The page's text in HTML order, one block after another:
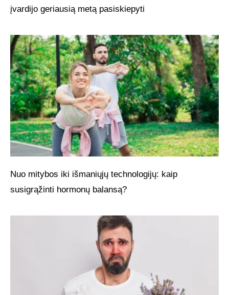
įvardijo geriausią metą pasiskiepyti
Nuo mitybos iki išmaniųjų technologijų: kaip
susigrąžinti hormonų balansą?